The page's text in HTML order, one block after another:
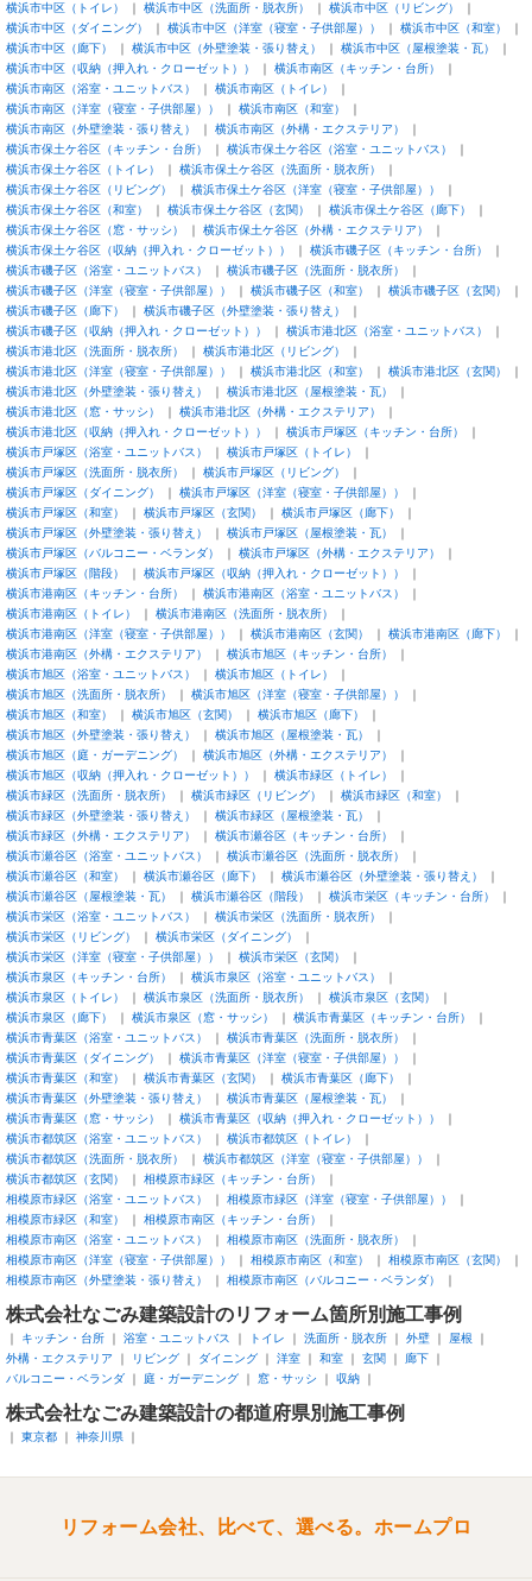
横浜市中区（トイレ）
横浜市中区（洗面所・脱衣所）
横浜市中区（リビング）
横浜市中区（ダイニング）
横浜市中区（洋室（寝室・子供部屋））
横浜市中区（和室）
横浜市中区（廊下）
横浜市中区（外壁塗装・張り替え）
横浜市中区（屋根塗装・瓦）
横浜市中区（収納（押入れ・クローゼット））
横浜市南区（キッチン・台所）
横浜市南区（浴室・ユニットバス）
横浜市南区（トイレ）
横浜市南区（洋室（寝室・子供部屋））
横浜市南区（和室）
横浜市南区（外壁塗装・張り替え）
横浜市南区（外構・エクステリア）
横浜市保土ケ谷区（キッチン・台所）
横浜市保土ケ谷区（浴室・ユニットバス）
横浜市保土ケ谷区（トイレ）
横浜市保土ケ谷区（洗面所・脱衣所）
横浜市保土ケ谷区（リビング）
横浜市保土ケ谷区（洋室（寝室・子供部屋））
横浜市保土ケ谷区（和室）
横浜市保土ケ谷区（玄関）
横浜市保土ケ谷区（廊下）
横浜市保土ケ谷区（窓・サッシ）
横浜市保土ケ谷区（外構・エクステリア）
横浜市保土ケ谷区（収納（押入れ・クローゼット））
横浜市磯子区（キッチン・台所）
横浜市磯子区（浴室・ユニットバス）
横浜市磯子区（洗面所・脱衣所）
横浜市磯子区（洋室（寝室・子供部屋））
横浜市磯子区（和室）
横浜市磯子区（玄関）
横浜市磯子区（廊下）
横浜市磯子区（外壁塗装・張り替え）
横浜市磯子区（収納（押入れ・クローゼット））
横浜市港北区（浴室・ユニットバス）
横浜市港北区（洗面所・脱衣所）
横浜市港北区（リビング）
横浜市港北区（洋室（寝室・子供部屋））
横浜市港北区（和室）
横浜市港北区（玄関）
横浜市港北区（外壁塗装・張り替え）
横浜市港北区（屋根塗装・瓦）
横浜市港北区（窓・サッシ）
横浜市港北区（外構・エクステリア）
横浜市港北区（収納（押入れ・クローゼット））
横浜市戸塚区（キッチン・台所）
横浜市戸塚区（浴室・ユニットバス）
横浜市戸塚区（トイレ）
横浜市戸塚区（洗面所・脱衣所）
横浜市戸塚区（リビング）
横浜市戸塚区（ダイニング）
横浜市戸塚区（洋室（寝室・子供部屋））
横浜市戸塚区（和室）
横浜市戸塚区（玄関）
横浜市戸塚区（廊下）
横浜市戸塚区（外壁塗装・張り替え）
横浜市戸塚区（屋根塗装・瓦）
横浜市戸塚区（バルコニー・ベランダ）
横浜市戸塚区（外構・エクステリア）
横浜市戸塚区（階段）
横浜市戸塚区（収納（押入れ・クローゼット））
横浜市港南区（キッチン・台所）
横浜市港南区（浴室・ユニットバス）
横浜市港南区（トイレ）
横浜市港南区（洗面所・脱衣所）
横浜市港南区（洋室（寝室・子供部屋））
横浜市港南区（玄関）
横浜市港南区（廊下）
横浜市港南区（外構・エクステリア）
横浜市旭区（キッチン・台所）
横浜市旭区（浴室・ユニットバス）
横浜市旭区（トイレ）
横浜市旭区（洗面所・脱衣所）
横浜市旭区（洋室（寝室・子供部屋））
横浜市旭区（和室）
横浜市旭区（玄関）
横浜市旭区（廊下）
横浜市旭区（外壁塗装・張り替え）
横浜市旭区（屋根塗装・瓦）
横浜市旭区（庭・ガーデニング）
横浜市旭区（外構・エクステリア）
横浜市旭区（収納（押入れ・クローゼット））
横浜市緑区（トイレ）
横浜市緑区（洗面所・脱衣所）
横浜市緑区（リビング）
横浜市緑区（和室）
横浜市緑区（外壁塗装・張り替え）
横浜市緑区（屋根塗装・瓦）
横浜市緑区（外構・エクステリア）
横浜市瀬谷区（キッチン・台所）
横浜市瀬谷区（浴室・ユニットバス）
横浜市瀬谷区（洗面所・脱衣所）
横浜市瀬谷区（和室）
横浜市瀬谷区（廊下）
横浜市瀬谷区（外壁塗装・張り替え）
横浜市瀬谷区（屋根塗装・瓦）
横浜市瀬谷区（階段）
横浜市栄区（キッチン・台所）
横浜市栄区（浴室・ユニットバス）
横浜市栄区（洗面所・脱衣所）
横浜市栄区（リビング）
横浜市栄区（ダイニング）
横浜市栄区（洋室（寝室・子供部屋））
横浜市栄区（玄関）
横浜市泉区（キッチン・台所）
横浜市泉区（浴室・ユニットバス）
横浜市泉区（トイレ）
横浜市泉区（洗面所・脱衣所）
横浜市泉区（玄関）
横浜市泉区（廊下）
横浜市泉区（窓・サッシ）
横浜市青葉区（キッチン・台所）
横浜市青葉区（浴室・ユニットバス）
横浜市青葉区（洗面所・脱衣所）
横浜市青葉区（ダイニング）
横浜市青葉区（洋室（寝室・子供部屋））
横浜市青葉区（和室）
横浜市青葉区（玄関）
横浜市青葉区（廊下）
横浜市青葉区（外壁塗装・張り替え）
横浜市青葉区（屋根塗装・瓦）
横浜市青葉区（窓・サッシ）
横浜市青葉区（収納（押入れ・クローゼット））
横浜市都筑区（浴室・ユニットバス）
横浜市都筑区（トイレ）
横浜市都筑区（洗面所・脱衣所）
横浜市都筑区（洋室（寝室・子供部屋））
横浜市都筑区（玄関）
相模原市緑区（キッチン・台所）
相模原市緑区（浴室・ユニットバス）
相模原市緑区（洋室（寝室・子供部屋））
相模原市緑区（和室）
相模原市南区（キッチン・台所）
相模原市南区（浴室・ユニットバス）
相模原市南区（洗面所・脱衣所）
相模原市南区（洋室（寝室・子供部屋））
相模原市南区（和室）
相模原市南区（玄関）
相模原市南区（外壁塗装・張り替え）
相模原市南区（バルコニー・ベランダ）
株式会社なごみ建築設計のリフォーム箇所別施工事例
キッチン・台所 浴室・ユニットバス トイレ 洗面所・脱衣所 外壁
屋根
外構・エクステリア
リビング ダイニング 洋室 和室 玄関
廊下
バルコニー・ベランダ
庭・ガーデニング 窓・サッシ 収納
株式会社なごみ建築設計の都道府県別施工事例
東京都 神奈川県
リフォーム会社、比べて、選べる。ホームプロ